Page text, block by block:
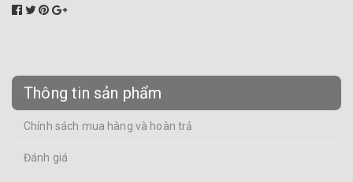
Thông tin sản phẩm
Chính sách mua hàng và hoàn trả
Đánh giá